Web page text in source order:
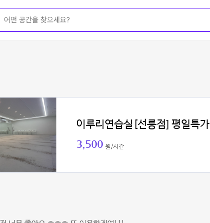
이루리연습실[선릉점] 평일특가
3,500 원/시간